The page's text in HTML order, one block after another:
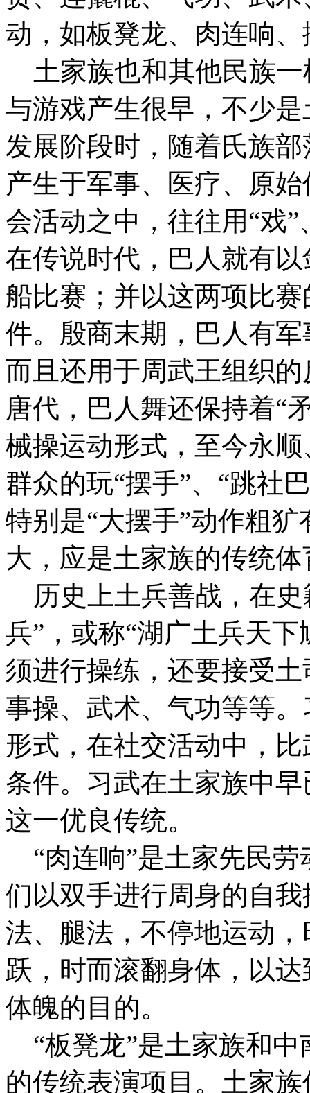
动，如板凳龙、肉连响
土家族也和其他民族
与游戏产生很早，不少
发展阶段时，随着氏族
产生于军事、医疗、原
会活动之中，往往用“戏”
在传说时代，巴人就有
船比赛；并以这两项比
件。殷商末期，巴人有
而且还用于周武王组织
唐代，巴人舞还保持着“
械操运动形式，至今永
群众的玩“摆手”、“跳社
特别是“大摆手”动作粗
大，应是土家族的传统
历史上土兵善战，在史
兵”，或称“湖广土兵天
须进行操练，还要接受
事操、武术、气功等等
形式，在社交活动中，
条件。习武在土家族中
这一优良传统。
“肉连响”是土家先民劳
们以双手进行周身的自
法、腿法，不停地运动
跃，时而滚翻身体，以
体魄的目的。
“板凳龙”是土家族和中
的传统表演项目。土家